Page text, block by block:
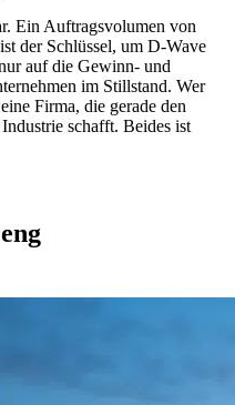
Ein Auftragsvolumen von
der Schlüssel, um D-Wave
auf die Gewinn- und
im Stillstand. Wer
Firma, die gerade den
schafft. Beides ist